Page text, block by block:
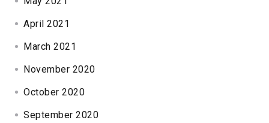
April 2021
March 2021
November 2020
October 2020
September 2020